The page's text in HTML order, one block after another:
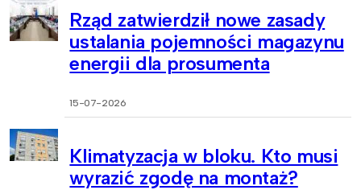
Rząd zatwierdził nowe zasady
ustalania pojemności magazynu
energii dla prosumenta
15-07-2026
Klimatyzacja w bloku. Kto musi
wyrazić zgodę na montaż?